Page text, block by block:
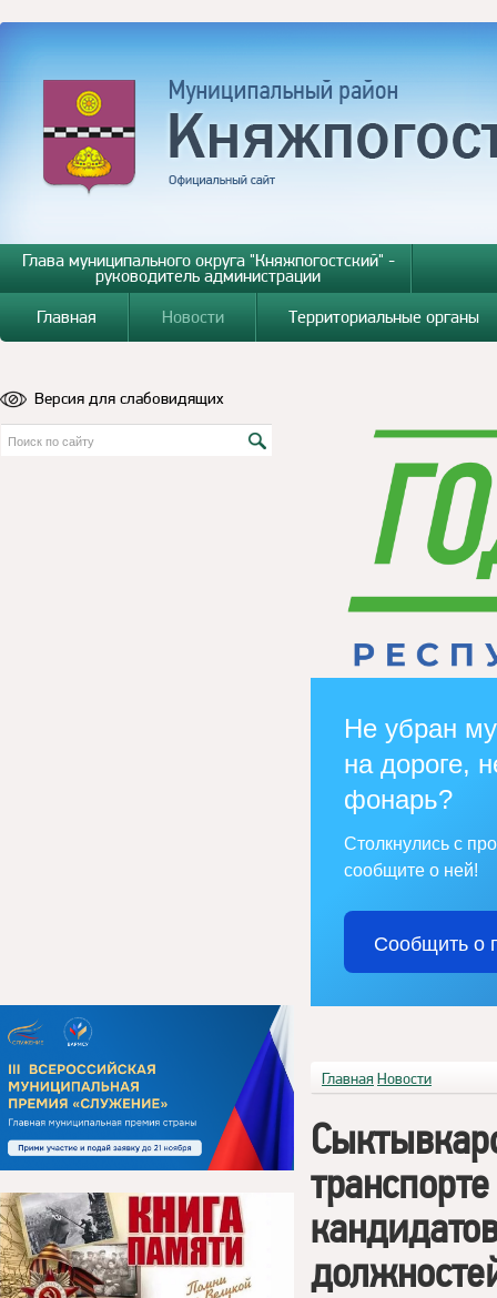
Глава муниципального округа "Княжпогостский" -
руководитель администрации
Главная
Новости Территориальные органы
Версия для слабовидящих
Не убран
на дороге,
фонарь?
Столкнулись с
сообщите о ней!
Сообщить о
Главная Новости